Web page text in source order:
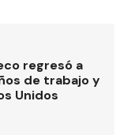
regresó a
de trabajo y
Unidos